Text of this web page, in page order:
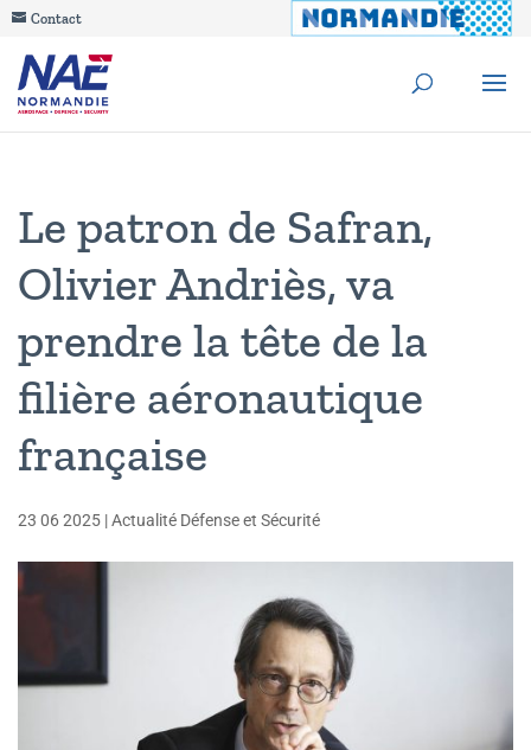
Contact
Le patron de Safran,
Olivier Andriès, va
prendre la tête de la
filière aéronautique
française
23 06 2025 |Actualité Défense et Sécurité